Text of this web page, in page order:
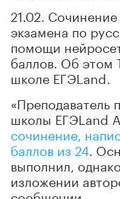
21.02.
экзамена по
помощи
баллов. Об этом
школе ЕГЭLand.
«Преподаватель
школы ЕГЭLand
сочинение,
баллов из 24 .
выполнил,
изложении